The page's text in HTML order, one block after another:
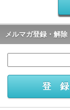
メルマガ登録・解除